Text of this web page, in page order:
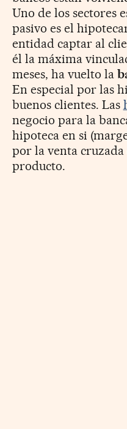
Uno de los sectores
pasivo es el
entidad captar al
él la máxima
meses, ha vuelto la
En especial por las
buenos clientes. Las
negocio para la
hipoteca en si
por la venta
producto.